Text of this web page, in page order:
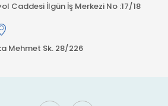
Caddesi İlgün İş Merkezi No :17/18
Mehmet Sk. 28/226